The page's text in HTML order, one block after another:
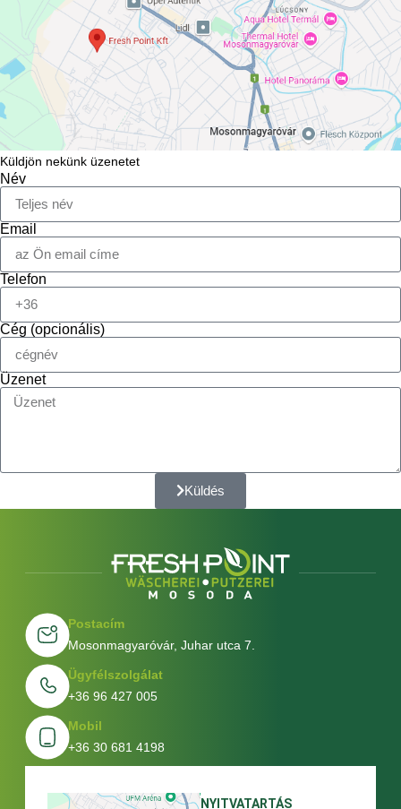
Küldjön nekünk üzenetet
Név
Email
Telefon
Cég (opcionális)
Üzenet
Küldés
Postacím
Mosonmagyaróvár, Juhar utca 7.
Ügyfélszolgálat
+36 96 427 005
Mobil
+36 30 681 4198
NYITVATARTÁS